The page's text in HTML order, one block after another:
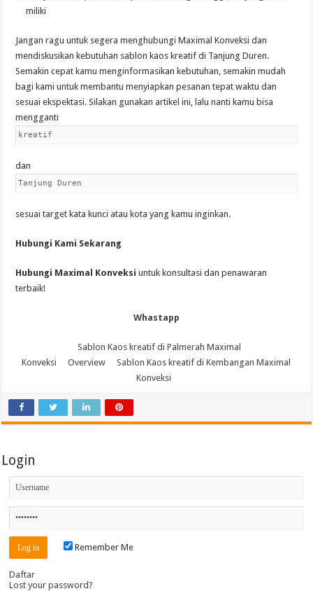
miliki
Jangan ragu untuk segera menghubungi Maximal Konveksi dan
mendiskusikan kebutuhan sablon kaos kreatif di Tanjung Duren.
Semakin cepat kamu menginformasikan kebutuhan, semakin mudah
bagi kami untuk membantu menyiapkan pesanan tepat waktu dan
sesuai ekspektasi. Silakan gunakan artikel ini, lalu nanti kamu bisa
mengganti
kreatif
dan
Tanjung Duren
sesuai target kata kunci atau kota yang kamu inginkan.
Hubungi Kami Sekarang
Hubungi Maximal Konveksi untuk konsultasi dan penawaran
terbaik!
Whastapp
Sablon Kaos kreatif di Palmerah Maximal
Konveksi
Overview
Sablon Kaos kreatif di Kembangan Maximal
Konveksi
Login
Remember Me
Daftar
Lost your password?